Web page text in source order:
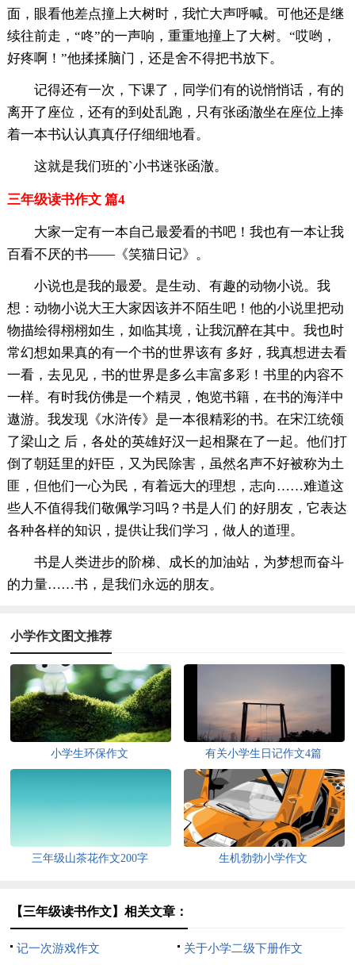
面，眼看他差点撞上大树时，我忙大声呼喊。可他还是继
续往前走，“咚”的一声响，重重地撞上了大树。“哎哟，
好疼啊！”他揉揉脑门，还是舍不得把书放下。
记得还有一次，下课了，同学们有的说悄悄话，有的
离开了座位，还有的到处乱跑，只有张函澈坐在座位上捧
着一本书认认真真仔仔细细地看。
这就是我们班的`小书迷张函澈。
三年级读书作文 篇4
大家一定有一本自己最爱看的书吧！我也有一本让我
百看不厌的书——《笑猫日记》。
小说也是我的最爱。是生动、有趣的动物小说。我
想：动物小说大王大家因该并不陌生吧！他的小说里把动
物描绘得栩栩如生，如临其境，让我沉醉在其中。我也时
常幻想如果真的有一个书的世界该有 多好，我真想进去看
一看，去见见，书的世界是多么丰富多彩！书里的内容不
一样。有时我仿佛是一个精灵，饱览书籍，在书的海洋中
遨游。我发现《水浒传》是一本很精彩的书。在宋江统领
了梁山之 后，各处的英雄好汉一起相聚在了一起。他们打
倒了朝廷里的奸臣，又为民除害，虽然名声不好被称为土
匪，但他们一心为民，有着远大的理想，志向……难道这
些人不值得我们敬佩学习吗？书是人们 的好朋友，它表达
各种各样的知识，提供让我们学习，做人的道理。
书是人类进步的阶梯、成长的加油站，为梦想而奋斗
的力量……书，是我们永远的朋友。
小学作文图文推荐
小学生环保作文 有关小学生日记作文4篇
三年级山茶花作文200字 生机勃勃小学作文
【三年级读书作文】相关文章：
记一次游戏作文 关于小学二级下册作文